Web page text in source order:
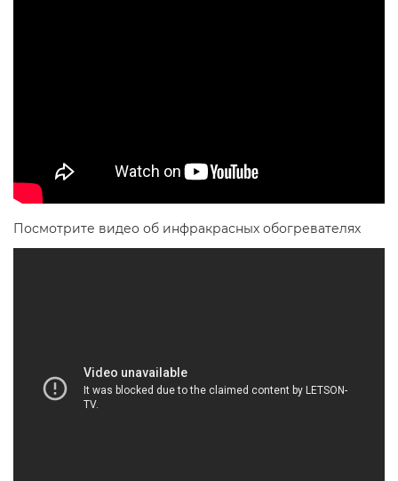
Посмотрите видео об инфракрасных обогревателях